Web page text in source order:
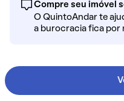
Compre seu imóvel
O QuintoAndar te
a burocracia fica por